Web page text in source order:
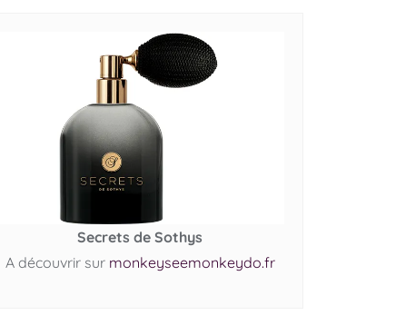
Secrets de Sothys
A découvrir sur monkeyseemonkeydo.fr